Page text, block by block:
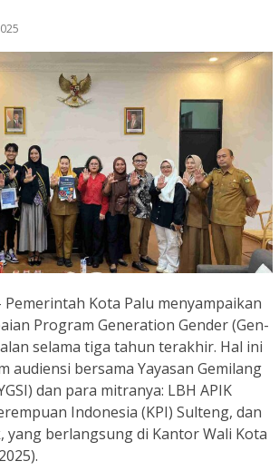
Pemerintah Kota Palu menyampaikan
Program Generation Gender (Gen-
selama tiga tahun terakhir. Hal ini
audiensi bersama Yayasan Gemilang
dan para mitranya: LBH APIK
Indonesia (KPI) Sulteng, dan
yang berlangsung di Kantor Wali Kota